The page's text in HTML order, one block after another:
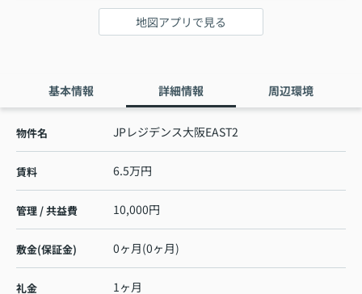
地図アプリで見る
基本情報 詳細情報 周辺環境
物件名 JPレジデンス大阪EAST2
賃料 6.5万円
管理 / 共益費 10,000円
敷金(保証金) 0ヶ月(0ヶ月)
礼金 1ヶ月